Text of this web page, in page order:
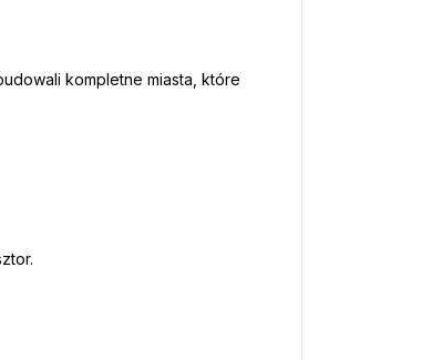
kompletne miasta, które